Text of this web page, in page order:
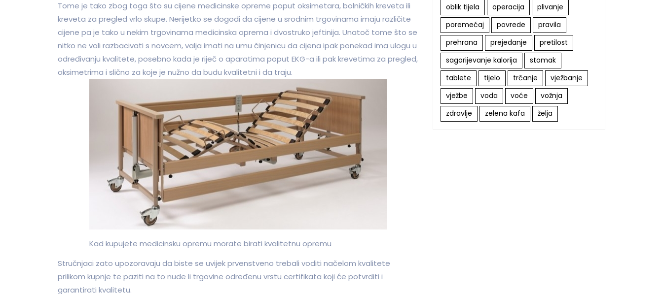
Tome je tako zbog toga što su cijene medicinske opreme poput oksimetara, bolničkih kreveta ili
kreveta za pregled vrlo skupe. Nerijetko se dogodi da cijene u srodnim trgovinama imaju različite
cijene pa je tako u nekim trgovinama medicinska oprema i dvostruko jeftinija. Unatoč tome što se
nitko ne voli razbacivati s novcem, valja imati na umu činjenicu da cijena ipak ponekad ima ulogu u
određivanju kvalitete, posebno kada je riječ o aparatima poput EKG-a ili pak krevetima za pregled,
oksimetrima i slično za koje je nužno da budu kvalitetni i da traju.
Kad kupujete medicinsku opremu morate birati kvalitetnu opremu
Stručnjaci zato upozoravaju da biste se uvijek prvenstveno trebali voditi načelom kvalitete
prilikom kupnje te paziti na to nude li trgovine određenu vrstu certifikata koji će potvrditi i
garantirati kvalitetu.
oblik tijela
operacija
plivanje
poremećaj
povrede
pravila
prehrana
prejedanje
pretilost
sagorijevanje kalorija
stomak
tablete
tijelo trčanje
vježbanje
vježbe
voda voće
vožnja
zdravlje
zelena kafa želja